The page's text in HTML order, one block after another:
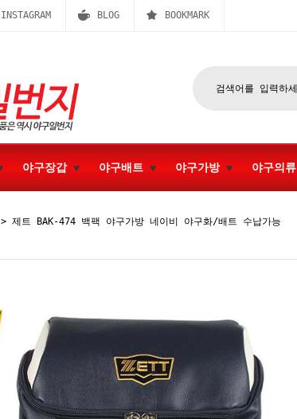
INSTAGRAM BLOG BOOKMARK
야구장갑 야구배트 야구가방 야구의류
> 제트 BAK-474 백팩 야구가방 네이비 야구화/배트 수납가능